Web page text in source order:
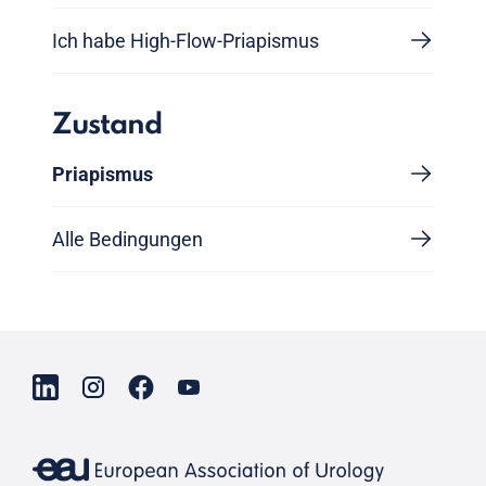
Ich habe High-Flow-Priapismus
Zustand
Priapismus
Alle Bedingungen